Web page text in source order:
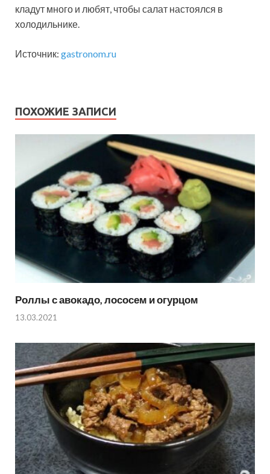
кладут много и любят, чтобы салат настоялся в
холодильнике.
Источник: gastronom.ru
ПОХОЖИЕ ЗАПИСИ
Роллы с авокадо, лососем и огурцом
13.03.2021